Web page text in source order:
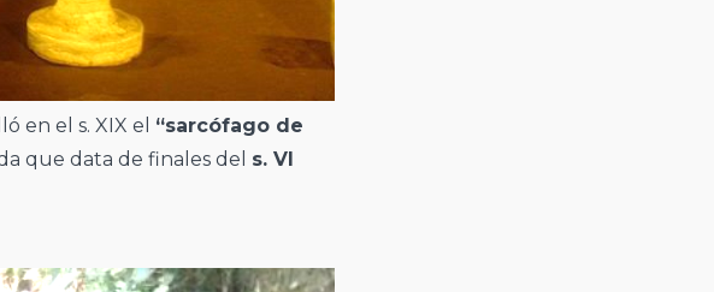
en el s. XIX el “sarcófago de
que data de finales del s. VI